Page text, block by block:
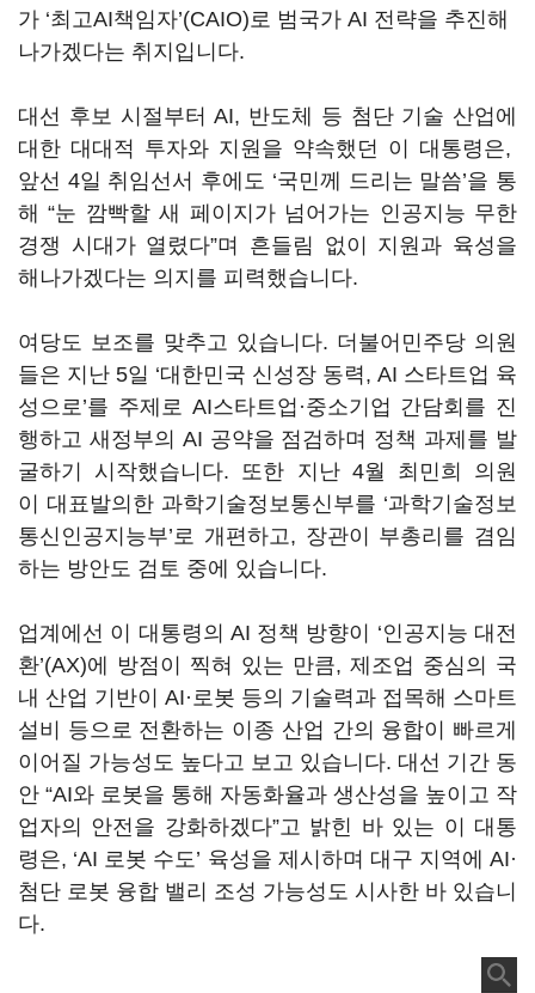
가 ‘최고AI책임자’(CAIO)로 범국가 AI 전략을 추진해
나가겠다는 취지입니다.
대선 후보 시절부터AI, 반도체 등 첨단 기술 산업에
대한 대대적 투자와 지원을 약속했던 이 대통령은,
앞선 4일 취임선서 후에도 ‘국민께 드리는 말씀’을 통
해“눈 깜빡할 새 페이지가 넘어가는 인공지능 무한
경쟁 시대가 열렸다”며 흔들림 없이 지원과 육성을
해나가겠다는 의지를 피력했습니다.
여당도 보조를 맞추고 있습니다. 더불어민주당 의원
들은 지난 5일 ‘대한민국 신성장 동력, AI 스타트업 육
성으로’를 주제로 AI스타트업·중소기업 간담회를 진
행하고 새정부의 AI 공약을 점검하며 정책 과제를 발
굴하기 시작했습니다. 또한 지난 4월 최민희 의원
이 대표발의한 과학기술정보통신부를 ‘과학기술정보
통신인공지능부’로 개편하고, 장관이 부총리를 겸임
하는 방안도 검토 중에 있습니다.
업계에선 이 대통령의 AI 정책 방향이 ‘인공지능 대전
환’(AX)에 방점이 찍혀 있는 만큼, 제조업 중심의 국
내 산업 기반이 AI·로봇 등의 기술력과 접목해 스마트
설비 등으로 전환하는 이종 산업 간의 융합이 빠르게
이어질 가능성도 높다고 보고 있습니다. 대선 기간 동
안 “AI와 로봇을 통해 자동화율과 생산성을 높이고 작
업자의 안전을 강화하겠다”고 밝힌 바 있는 이 대통
령은, ‘AI 로봇 수도’ 육성을 제시하며 대구 지역에 AI·
첨단 로봇 융합 밸리 조성 가능성도 시사한 바 있습니
다.